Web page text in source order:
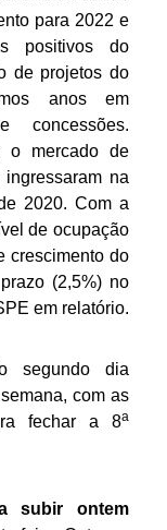
para 2022 e
positivos do
de projetos do
anos em
concessões.
o mercado de
na
2020. Com a
de ocupação
crescimento do
(2,5%) no
em relatório.
segundo dia
com as
fechar a 8a
subir ontem